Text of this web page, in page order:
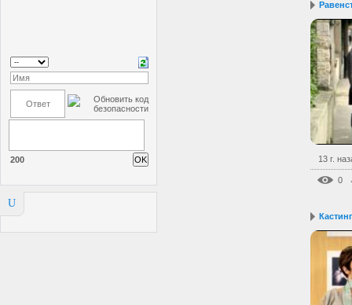
200
U
13 г.
0
Кастинг